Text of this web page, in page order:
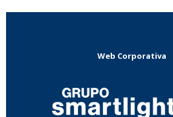
Web Corporativa